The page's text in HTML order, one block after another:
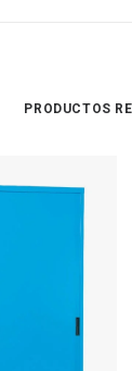
PRODUCTOS